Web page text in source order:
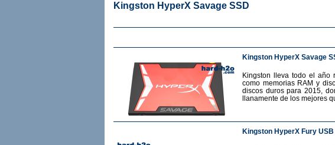
Kingston HyperX Savage SSD
Kingston HyperX Savage
Kingston lleva todo el año
como memorias RAM y
discos duros para 2015,
llanamente de los mejores
Kingston HyperX Fury USB